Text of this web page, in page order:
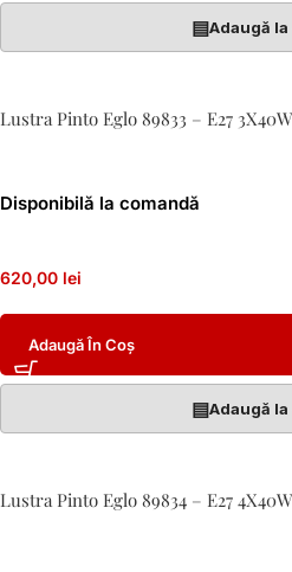
▤Adaugă la
Lustra Pinto Eglo 89833 – E27
Disponibilă la comandă
620,00 lei
Adaugă În Coș
▤Adaugă la
Lustra Pinto Eglo 89834 – E27